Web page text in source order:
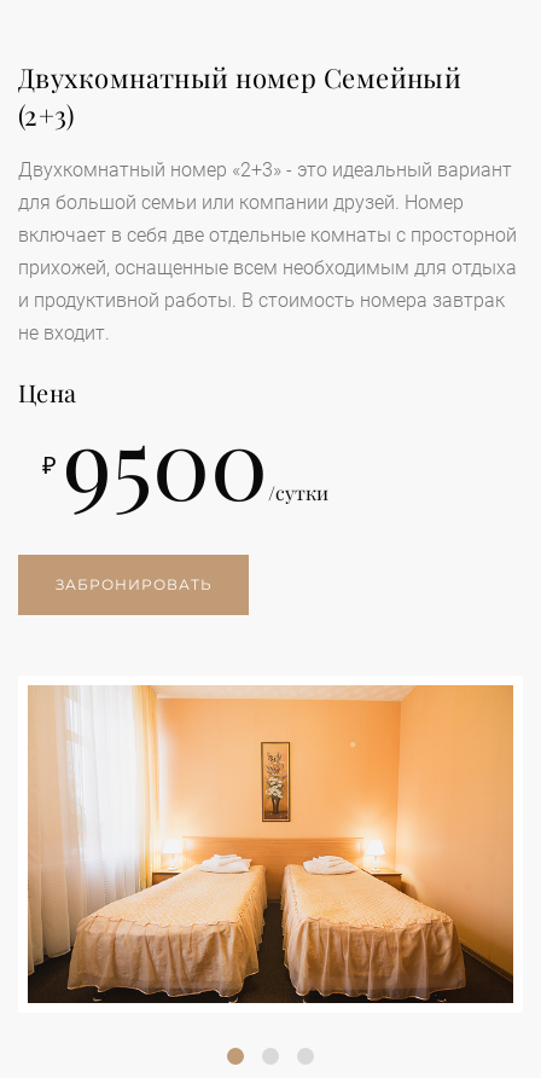
Двухкомнатный номер Семейный
(2+3)
Двухкомнатный номер «2+3» - это идеальный вариант
для большой семьи или компании друзей. Номер
включает в себя две отдельные комнаты с просторной
прихожей, оснащенные всем необходимым для отдыха
и продуктивной работы. В стоимость номера завтрак
не входит.
Цена
₽ 9500/сутки
ЗАБРОНИРОВАТЬ